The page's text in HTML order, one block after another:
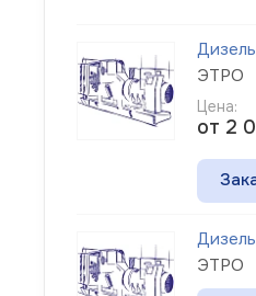
ЭТРО
Цена:
от 2
ЭТРО